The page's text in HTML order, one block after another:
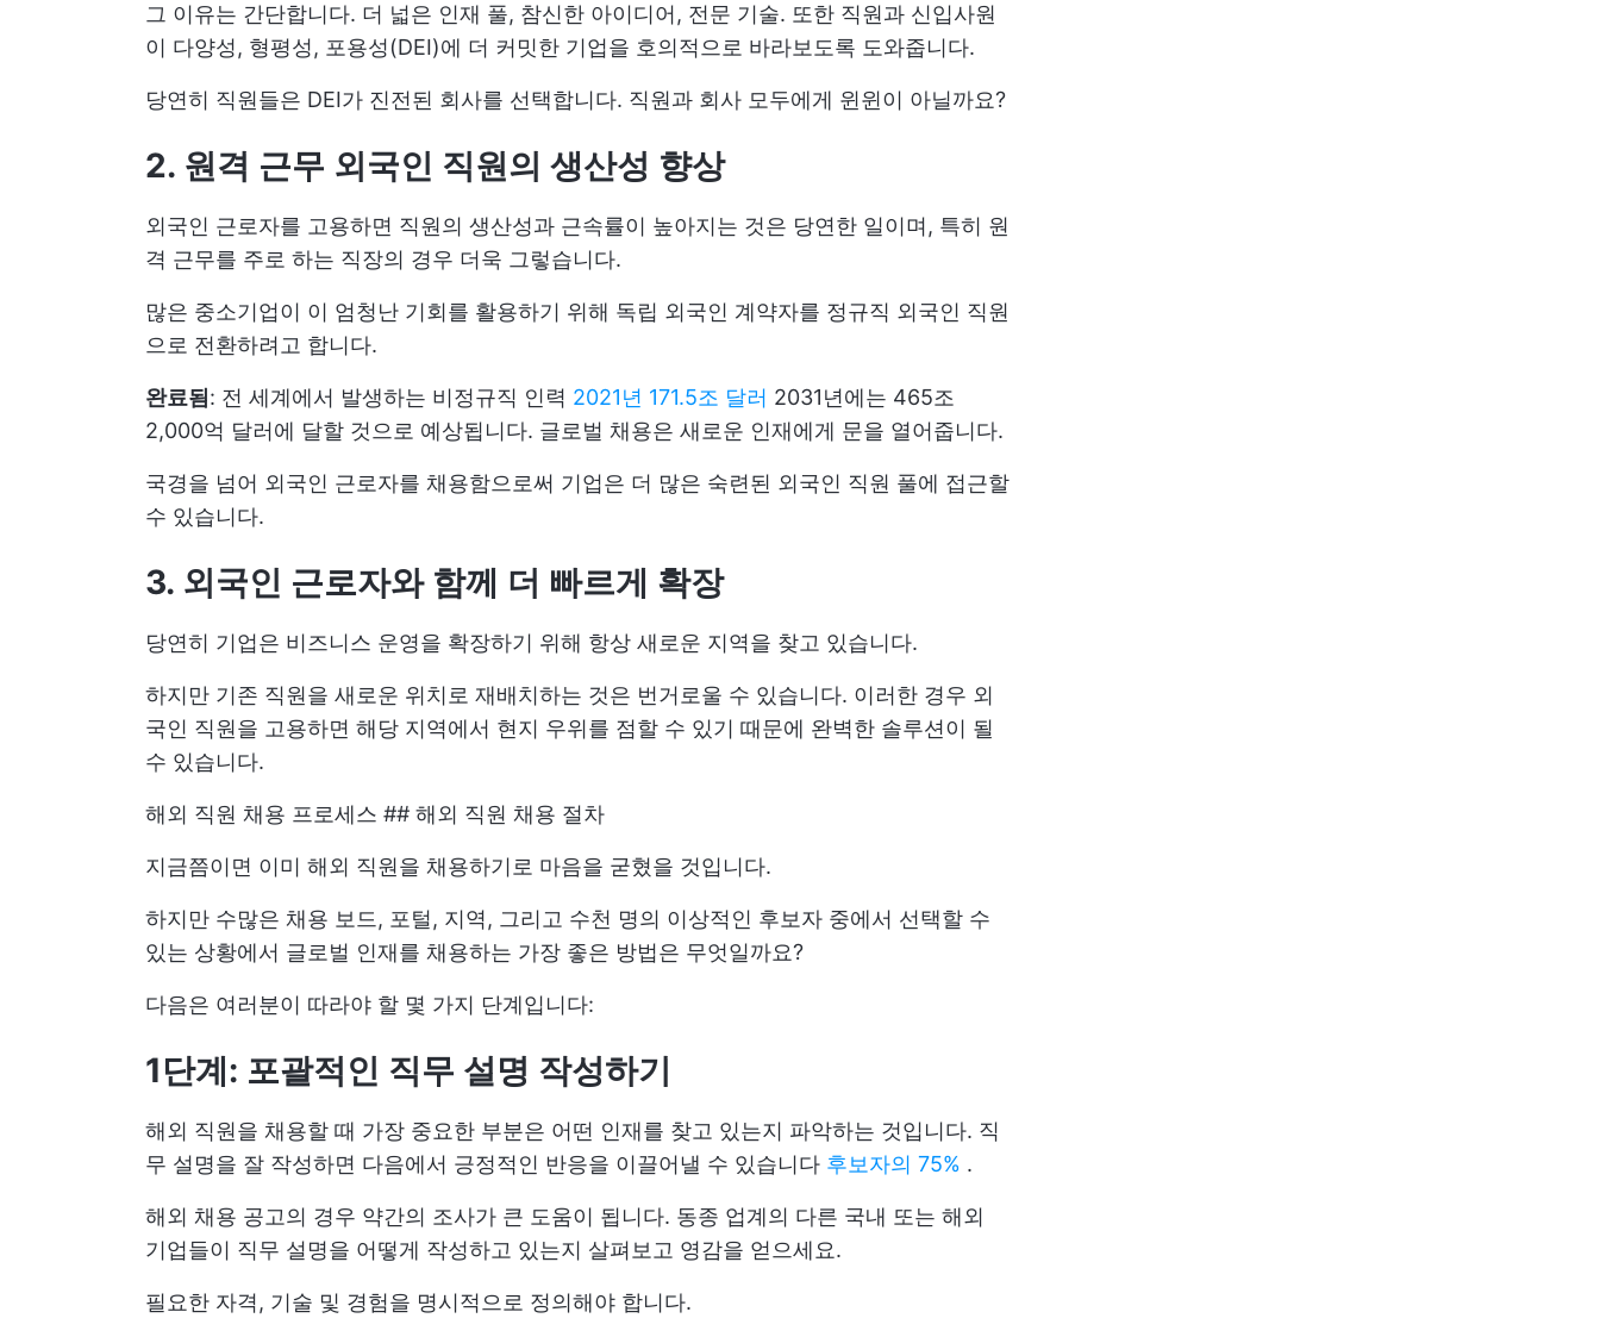
그 이유는 간단합니다. 더 넓은 인재 풀, 참신한 아이디어, 전문 기술. 또한 직원과 신입사원
이 다양성, 형평성, 포용성(DEI)에 더 커밋한 기업을 호의적으로 바라보도록 도와줍니다.
당연히 직원들은 DEI가 진전된 회사를 선택합니다. 직원과 회사 모두에게 윈윈이 아닐까요?
2. 원격 근무 외국인 직원의 생산성 향상
외국인 근로자를 고용하면 직원의 생산성과 근속률이 높아지는 것은 당연한 일이며, 특히 원
격 근무를 주로 하는 직장의 경우 더욱 그렇습니다.
많은 중소기업이 이 엄청난 기회를 활용하기 위해 독립 외국인 계약자를 정규직 외국인 직원
으로 전환하려고 합니다.
완료됨 : 전 세계에서 발생하는 비정규직 인력 2021년 171.5조 달러 2031년에는 465조
2,000억 달러에 달할 것으로 예상됩니다. 글로벌 채용은 새로운 인재에게 문을 열어줍니다.
국경을 넘어 외국인 근로자를 채용함으로써 기업은 더 많은 숙련된 외국인 직원 풀에 접근할
수 있습니다.
3. 외국인 근로자와 함께 더 빠르게 확장
당연히 기업은 비즈니스 운영을 확장하기 위해 항상 새로운 지역을 찾고 있습니다.
하지만 기존 직원을 새로운 위치로 재배치하는 것은 번거로울 수 있습니다. 이러한 경우 외
국인 직원을 고용하면 해당 지역에서 현지 우위를 점할 수 있기 때문에 완벽한 솔루션이 될
수 있습니다.
해외 직원 채용 프로세스 ## 해외 직원 채용 절차
지금쯤이면 이미 해외 직원을 채용하기로 마음을 굳혔을 것입니다.
하지만 수많은 채용 보드, 포털, 지역, 그리고 수천 명의 이상적인 후보자 중에서 선택할 수
있는 상황에서 글로벌 인재를 채용하는 가장 좋은 방법은 무엇일까요?
다음은 여러분이 따라야 할 몇 가지 단계입니다:
1단계: 포괄적인 직무 설명 작성하기
해외 직원을 채용할 때 가장 중요한 부분은 어떤 인재를 찾고 있는지 파악하는 것입니다. 직
무 설명을 잘 작성하면 다음에서 긍정적인 반응을 이끌어낼 수 있습니다 후보자의 75% .
해외 채용 공고의 경우 약간의 조사가 큰 도움이 됩니다. 동종 업계의 다른 국내 또는 해외
기업들이 직무 설명을 어떻게 작성하고 있는지 살펴보고 영감을 얻으세요.
필요한 자격, 기술 및 경험을 명시적으로 정의해야 합니다.